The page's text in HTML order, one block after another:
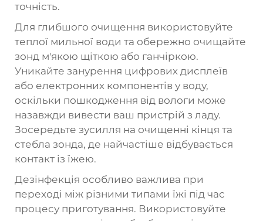
точність.
Для глибшого очищення використовуйте
теплої мильної води та обережно очищайте
зонд м'якою щіткою або ганчіркою.
Уникайте занурення цифрових дисплеїв
або електронних компонентів у воду,
оскільки пошкодження від вологи може
назавжди вивести ваш пристрій з ладу.
Зосередьте зусилля на очищенні кінця та
стебла зонда, де найчастіше відбувається
контакт із їжею.
Дезінфекція особливо важлива при
переході між різними типами їжі під час
процесу приготування. Використовуйте